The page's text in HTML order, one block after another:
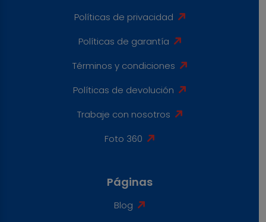
Políticas de privacidad
Políticas de garantía
Términos y condiciones
Políticas de devolución
Trabaje con nosotros
Foto 360
Páginas
Blog